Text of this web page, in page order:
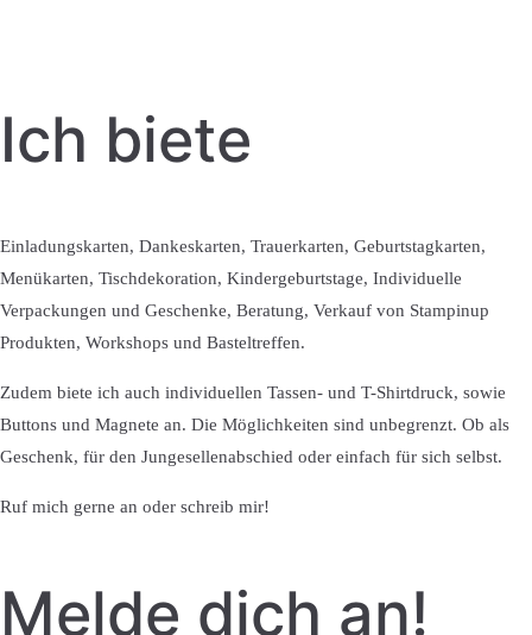
Ich biete
Einladungskarten, Dankeskarten, Trauerkarten, Geburtstagkarten,
Menükarten, Tischdekoration, Kindergeburtstage, Individuelle
Verpackungen und Geschenke, Beratung, Verkauf von Stampinup
Produkten, Workshops und Basteltreffen.
Zudem biete ich auch individuellen Tassen- und T-Shirtdruck, sowie
Buttons und Magnete an. Die Möglichkeiten sind unbegrenzt. Ob als
Geschenk, für den Jungesellenabschied oder einfach für sich selbst.
Ruf mich gerne an oder schreib mir!
Melde dich an!